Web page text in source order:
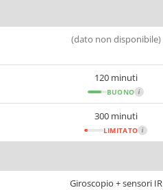
(dato non disponibile)
120 minuti
BUONO i
300 minuti
LIMITATO i
Giroscopio + sensori IR